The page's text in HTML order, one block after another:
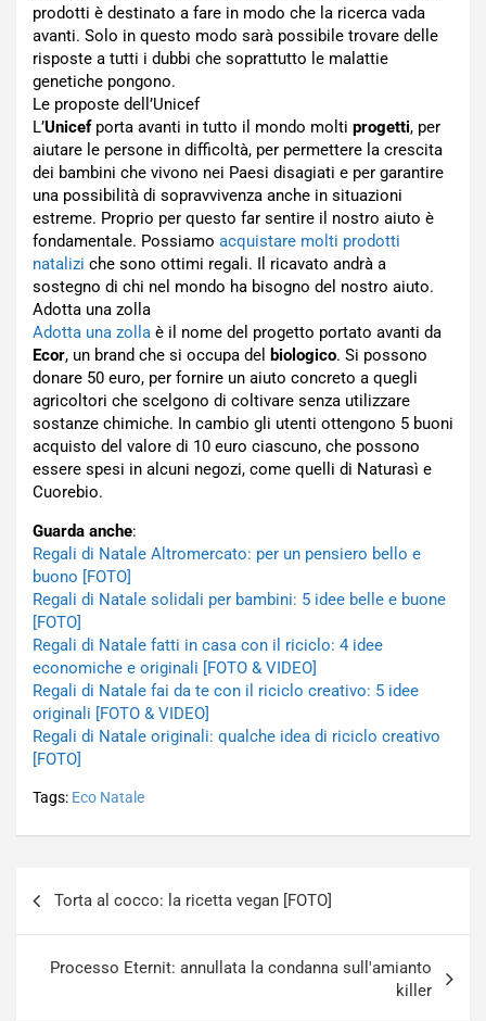
prodotti è destinato a fare in modo che la ricerca vada
avanti. Solo in questo modo sarà possibile trovare delle
risposte a tutti i dubbi che soprattutto le malattie
genetiche pongono.
Le proposte dell’Unicef
L’Unicefporta avanti in tutto il mondo molti progetti, per
aiutare le persone in difficoltà, per permettere la crescita
dei bambini che vivono nei Paesi disagiati e per garantire
una possibilità di sopravvivenza anche in situazioni
estreme. Proprio per questo far sentire il nostro aiuto è
fondamentale. Possiamo acquistare molti prodotti
natalizi che sono ottimi regali. Il ricavato andrà a
sostegno di chi nel mondo ha bisogno del nostro aiuto.
Adotta una zolla
Adotta una zolla è il nome del progetto portato avanti da
Ecor, un brand che si occupa del biologico. Si possono
donare 50 euro, per fornire un aiuto concreto a quegli
agricoltori che scelgono di coltivare senza utilizzare
sostanze chimiche. In cambio gli utenti ottengono 5 buoni
acquisto del valore di 10 euro ciascuno, che possono
essere spesi in alcuni negozi, come quelli di Naturasì e
Cuorebio.
Guarda anche:
Regali di Natale Altromercato: per un pensiero bello e
buono [FOTO]
Regali di Natale solidali per bambini: 5 idee belle e buone
[FOTO]
Regali di Natale fatti in casa con il riciclo: 4 idee
economiche e originali [FOTO & VIDEO]
Regali di Natale fai da te con il riciclo creativo: 5 idee
originali [FOTO & VIDEO]
Regali di Natale originali: qualche idea di riciclo creativo
[FOTO]
Tags: Eco Natale
Torta al cocco: la ricetta vegan [FOTO]
Processo Eternit: annullata la condanna sull'amianto
killer